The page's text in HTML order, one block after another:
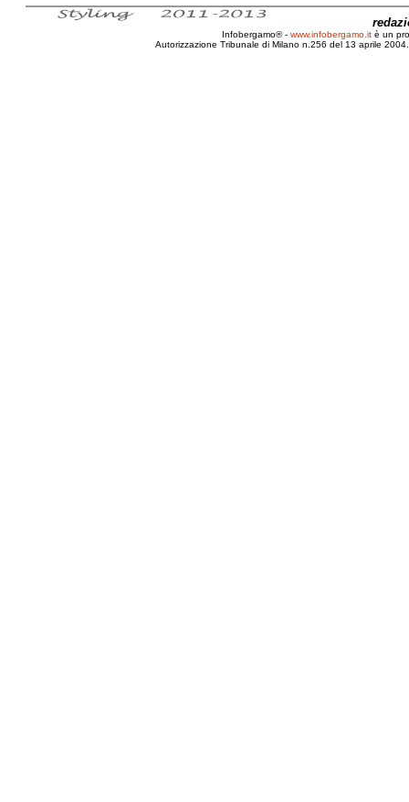
Infobergamo® - www.infobergamo.it è un
Autorizzazione Tribunale di Milano n.256 del 13 aprile